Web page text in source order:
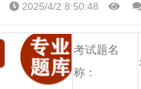
2025/4/2 8:50:48
考试题名
称：